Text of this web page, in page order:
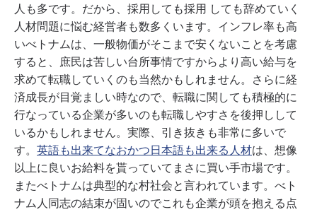
人も多です。だから、採用しても採用 しても辞めていく
人材問題に悩む経営者も数多くいます。インフレ率も高
いべトナムは、一般物価がそこまで安くないことを考慮
すると、庶民は苦しい台所事情ですからより高い給与を
求めて転職していくのも当然かもしれません。さらに経
済成長が目覚ましい時なので、転職に関しても積極的に
行なっている企業が多いのも転職しやすさを後押しして
いるかもしれません。実際、引き抜きも非常に多いで
す。 英語も出来てなおかつ日本語も出来る人材は、想像
以上に良いお給料を貰っていてまさに買い手市場です。
またべトナムは典型的な村社会と言われています。べト
ナム人同志の結束が固いのでこれも企業が頭を抱える点